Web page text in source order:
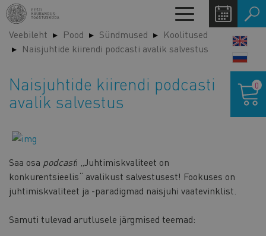
Liigu
edasi
põhisisu
juurde
Toggle
navigation
Veebileht Pood Sündmused
Koolitused
Naisjuhtide kiirendi podcasti avalik salvestus
Naisjuhtide kiirendi podcasti
avalik salvestus
Saa osa podcasti „Juhtimiskvaliteet on
konkurentsieelis“ avalikust salvestusest! Fookuses on
juhtimiskvaliteet ja -paradigmad naisjuhi vaatevinklist.
Samuti tulevad arutlusele järgmised teemad:
0